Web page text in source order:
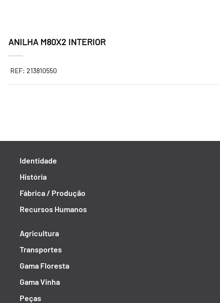
ANILHA M80X2 INTERIOR
REF: 213810550
Identidade
História
Fábrica / Produção
Recursos Humanos
Agricultura
Transportes
Gama Floresta
Gama Vinha
Peças